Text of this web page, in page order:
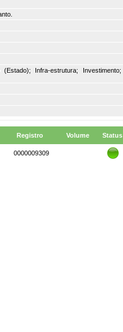
Infra-estrutura; Investimento;
Registro Volume Status
0000009309